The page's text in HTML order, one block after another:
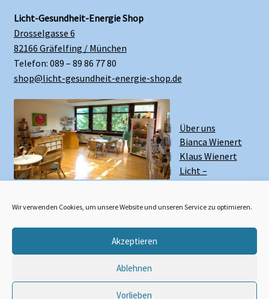
Wir verwenden Cookies, um unsere Website und unseren Service zu optimieren.
Akzeptieren
Ablehnen
Vorlieben
Licht-Gesundheit-Energie Shop
Drosselgasse 6
82166 Gräfelfing / München
Telefon: 089 – 89 86 77 80
shop@licht-gesundheit-energie-shop.de
Über uns
Bianca Wienert
Klaus Wienert
Licht –
Gesundheit –
Widerruf erklären